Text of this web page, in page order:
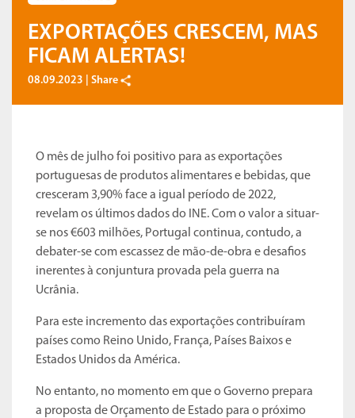
EXPORTAÇÕES CRESCEM, MAS
FICAM ALERTAS!
08.09.2023 | Share
O mês de julho foi positivo para as exportações
portuguesas de produtos alimentares e bebidas, que
cresceram 3,90% face a igual período de 2022,
revelam os últimos dados do INE. Com o valor a situar-
se nos €603 milhões, Portugal continua, contudo, a
debater-se com escassez de mão-de-obra e desafios
inerentes à conjuntura provada pela guerra na
Ucrânia.
Para este incremento das exportações contribuíram
países como Reino Unido, França, Países Baixos e
Estados Unidos da América.
No entanto, no momento em que o Governo prepara
a proposta de Orçamento de Estado para o próximo